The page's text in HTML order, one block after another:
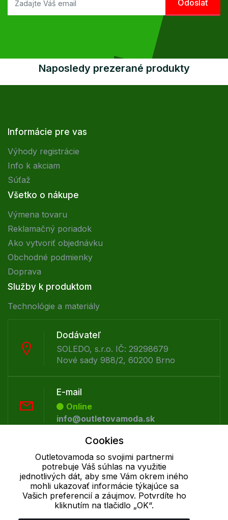
Naposledy prezerané produkty
Informácie pre vas
Výhody registrácie
Info k akciam
Súťaž
Všetko o nákupe
Výmena tovaru
Reklamačný poriadok
Ako vytvoriť objednávku
Obchodné podmienky
Doprava
Služby k produktom
Technológie a materiály
Dodávateľ
SOLEDO, s.r.o. IČ: 29298679
Nové sady 988/2, 60200 Brno
E-mail
Online
info@outletovamoda.sk
Offline
+421 277 270 055
Cookie - podrobné nastavenie |Ďalšie informácie
Cookies
Outletovamoda so svojimi partnermi
potrebuje Váš súhlas na využitie
jednotlivých dát, aby sme Vám okrem iného
mohli ukazovať informácie týkajúce sa
Vašich preferencií a záujmov. Potvrdíte ho
kliknutím na tlačidlo „OK“.